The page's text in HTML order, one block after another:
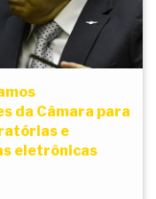
da Câmara para
e
eletrônicas